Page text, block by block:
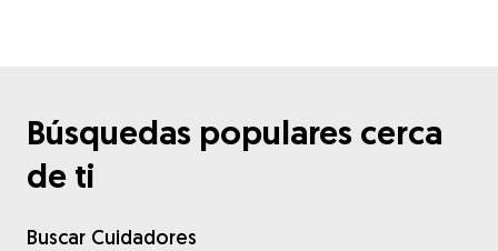
Búsquedas populares cerca
de ti
Buscar Cuidadores